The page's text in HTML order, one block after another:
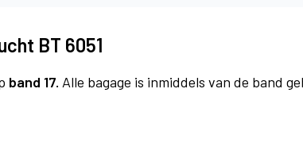
BT 6051
band 17. Alle bagage is inmiddels van de band